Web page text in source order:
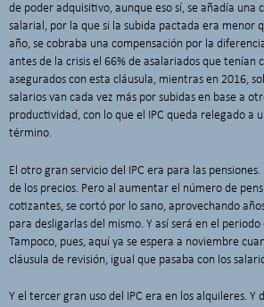
de poder adquisitivo, aunque eso sí, se añadía una
salarial, por la que si la subida pactada era menor
año, se cobraba una compensación por la
antes de la crisis el 66% de asalariados que tenían
asegurados con esta cláusula, mientras en 2016,
salarios van cada vez más por subidas en base a
productividad, con lo que el IPC queda relegado a
término.
El otro gran servicio del IPC era para las pensiones.
de los precios. Pero al aumentar el número de
cotizantes, se cortó por lo sano, aprovechando
para desligarlas del mismo. Y así será en el
Tampoco, pues, aquí ya se espera a noviembre
cláusula de revisión, igual que pasaba con los
Y el tercer gran uso del IPC era en los alquileres. Y